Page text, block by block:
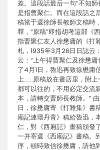
差。這段話最后一句“不知
是指曹聚仁。而在這段話之
稿當于還徐師長教師文稿時
釋，“原稿”即指胡考這部《
指曹聚仁友人徐懋庸的《打
札，1935年3月26日日誌云
云：“上午得曹聚仁及徐懋
了4月1日，魯迅再致徐懋庸
上……原稿放在書店里，附
都可以往的，不用必定交流
本，請轉交曹師長教師。”
日，徐懋庸寄《打雜集》書
廂記連環丹青》稿給魯迅，
仁，對《西廂記》畫稿頒發
一并寄還《西廂記》畫稿。
序，頓時致信徐懋庸，請他